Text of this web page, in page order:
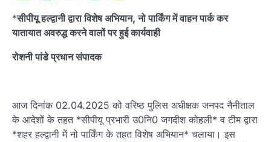
*सीपीयू हल्द्वानी द्वारा विशेष अभियान, नो पार्किंग में वाहन पार्क कर
यातायात अवरुद्ध करने वालों पर हुई कार्यवाही
रोशनी पांडे प्रधान संपादक
आज दिनांक 02.04.2025 को वरिष्ठ पुलिस अधीक्षक जनपद नैनीताल
के आदेशों के तहत *सीपीयू प्रभारी उ0नि0 जगदीश कोहली* व टीम द्वारा
*शहर हल्द्वानी में नो पार्किंग के तहत विशेष अभियान* चलाया। इस